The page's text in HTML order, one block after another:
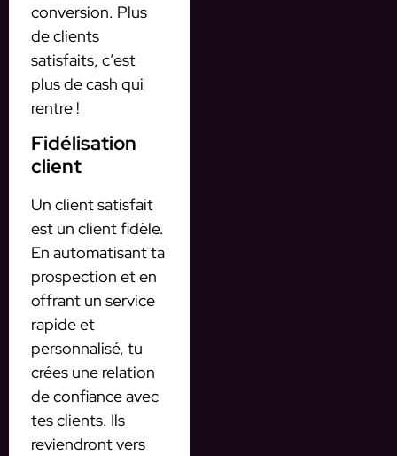
conversion. Plus
de clients
satisfaits, c’est
plus de cash qui
rentre !
Fidélisation
client
Un client satisfait
est un client fidèle.
En automatisant ta
prospection et en
offrant un service
rapide et
personnalisé, tu
crées une relation
de confiance avec
tes clients. Ils
reviendront vers